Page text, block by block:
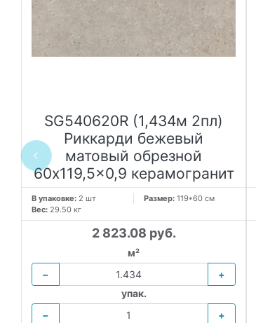
SG540620R (1,434м 2пл)
Риккарди бежевый
матовый обрезной
60x119,5x0,9 керамогранит
В упаковке: 2 шт Размер: 119*60 см
Вес: 29.50 кг
2 823.08 руб.
м²
−
+
упак.
−
+